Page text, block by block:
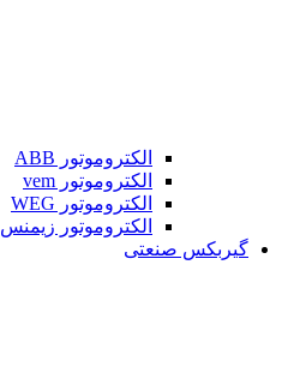
الکتروموتور ABB
الکتروموتور vem
الکتروموتور WEG
الکتروموتور زیمنس
گیربکس صنعتی